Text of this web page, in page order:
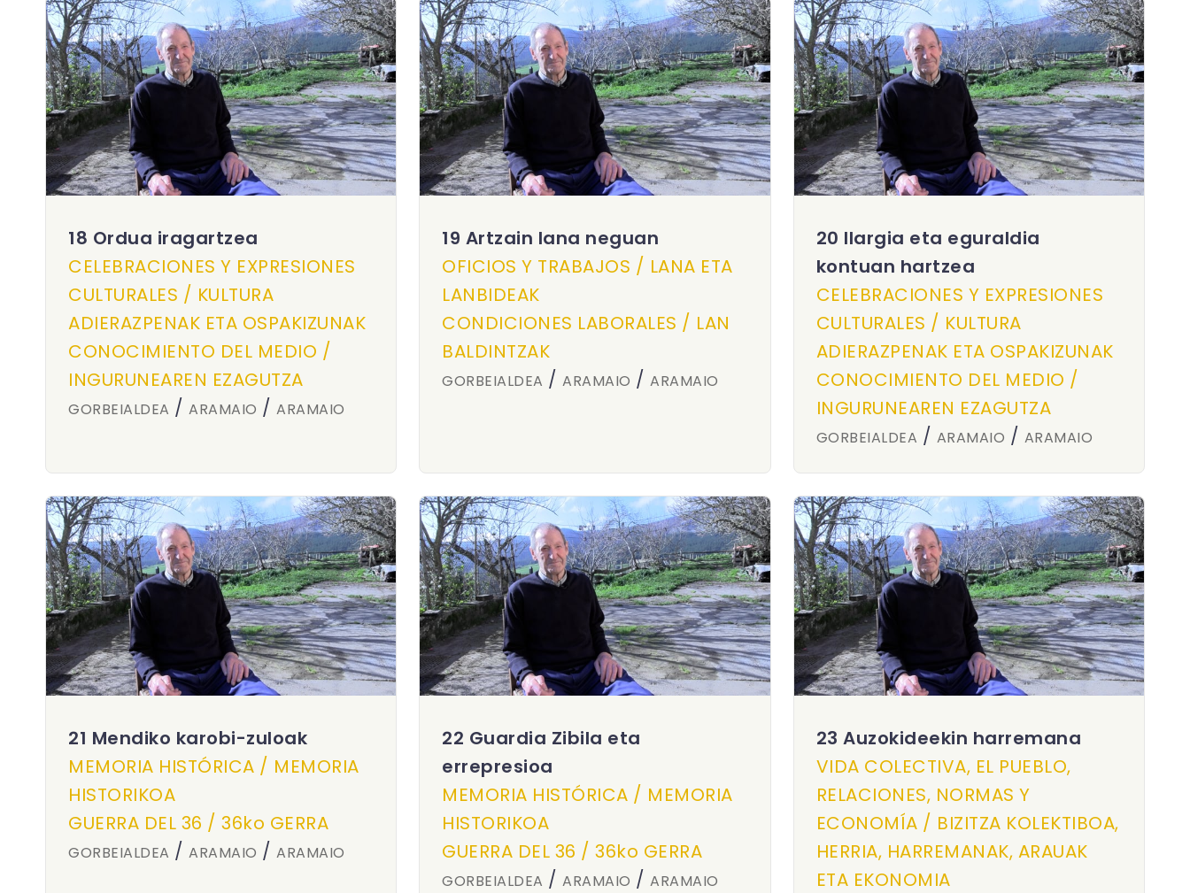
18 Ordua iragartzea
CELEBRACIONES Y EXPRESIONES
CULTURALES / KULTURA
ADIERAZPENAK ETA OSPAKIZUNAK
CONOCIMIENTO DEL MEDIO /
INGURUNEAREN EZAGUTZA
GORBEIALDEA / ARAMAIO / ARAMAIO
19 Artzain lana neguan
OFICIOS Y TRABAJOS / LANA ETA
LANBIDEAK
CONDICIONES LABORALES / LAN
BALDINTZAK
GORBEIALDEA /ARAMAIO /ARAMAIO
20 Ilargia eta eguraldia
kontuan hartzea
CELEBRACIONES Y EXPRESIONES
CULTURALES / KULTURA
ADIERAZPENAK ETA OSPAKIZUNAK
CONOCIMIENTO DEL MEDIO /
INGURUNEAREN EZAGUTZA
GORBEIALDEA / ARAMAIO / ARAMAIO
21 Mendiko karobi-zuloak
MEMORIA HISTÓRICA / MEMORIA
HISTORIKOA
GUERRA DEL 36 / 36ko GERRA
GORBEIALDEA / ARAMAIO / ARAMAIO
22 Guardia Zibila eta
errepresioa
MEMORIA HISTÓRICA / MEMORIA
HISTORIKOA
GUERRA DEL 36 / 36ko GERRA
GORBEIALDEA /ARAMAIO /ARAMAIO
23 Auzokideekin harremana
VIDA COLECTIVA, EL PUEBLO,
RELACIONES, NORMAS Y
ECONOMÍA / BIZITZA KOLEKTIBOA,
HERRIA, HARREMANAK, ARAUAK
ETA EKONOMIA